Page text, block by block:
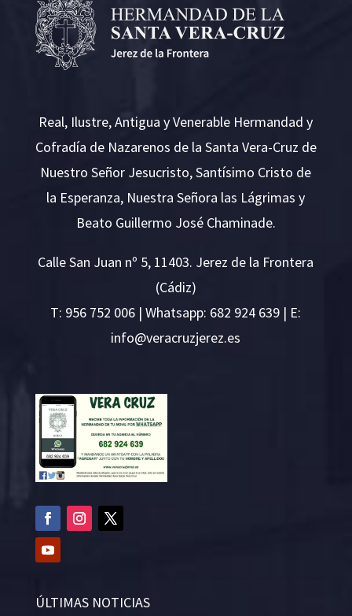
Real, Ilustre, Antigua y Venerable Hermandad y
Cofradía de Nazarenos de la Santa Vera-Cruz de
Nuestro Señor Jesucristo, Santísimo Cristo de
la Esperanza, Nuestra Señora las Lágrimas y
Beato Guillermo José Chaminade.
Calle San Juan nº 5, 11403. Jerez de la Frontera
(Cádiz)
T: 956 752 006 | Whatsapp: 682 924 639 | E:
se.ze
rejzu
rcare
v@ofn
i
ÚLTIMAS NOTICIAS